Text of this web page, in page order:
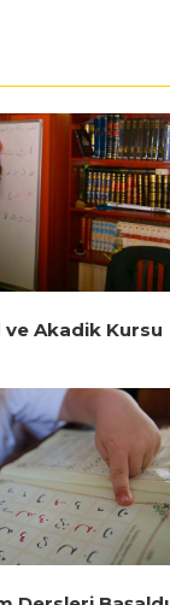
ve Akadik Kursu